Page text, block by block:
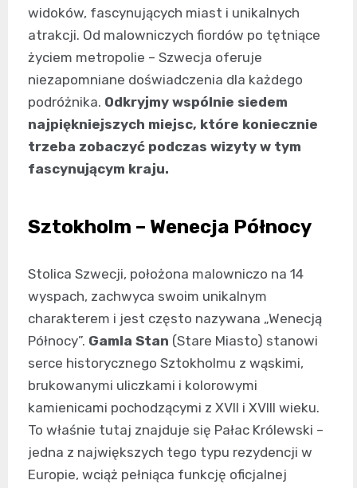
widoków, fascynujących miast i unikalnych
atrakcji. Od malowniczych fiordów po tętniące
życiem metropolie – Szwecja oferuje
niezapomniane doświadczenia dla każdego
podróżnika. Odkryjmy wspólnie siedem
najpiękniejszych miejsc, które koniecznie
trzeba zobaczyć podczas wizyty w tym
fascynującym kraju.
Sztokholm – Wenecja Północy
Stolica Szwecji, położona malowniczo na 14
wyspach, zachwyca swoim unikalnym
charakterem i jest często nazywana „Wenecją
Północy”. Gamla Stan (Stare Miasto) stanowi
serce historycznego Sztokholmu z wąskimi,
brukowanymi uliczkami i kolorowymi
kamienicami pochodzącymi z XVII i XVIII wieku.
To właśnie tutaj znajduje się Pałac Królewski –
jedna z największych tego typu rezydencji w
Europie, wciąż pełniąca funkcję oficjalnej